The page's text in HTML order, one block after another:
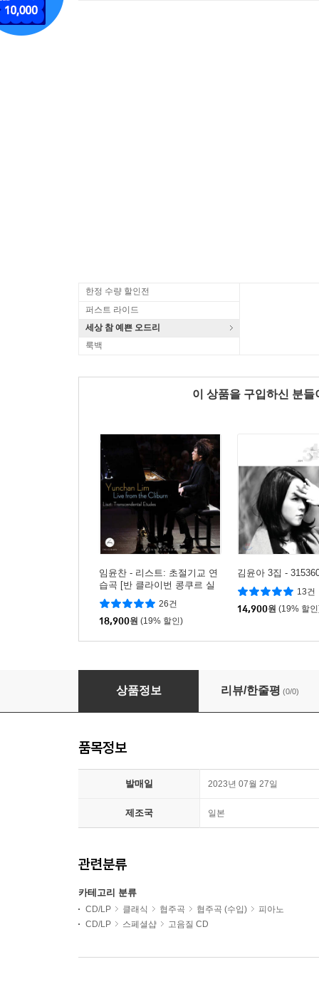
한정 수량 할인전
퍼스트 라이드
세상 참 예쁜 오드리
룩백
이 상품을 구입하신 분
임윤찬 - 리스트: 초절기교 연
습곡 [반 클라이번 콩쿠르 실
황 녹음]
26건
18,900원 (19% 할인)
김윤아 3집 -
13건
14,900원 (19% 할
조성진 - 모차르트: 피아노 협주곡 20번, 피아
상품정보 리뷰/한줄평 (0/0)
품목정보
발매일 2023년 07월 27일
제조국 일본
관련분류
카테고리 분류
CD/LP 클래식 협주곡 협주곡 (수입)
피아노
CD/LP
스페셜샵 고음질 CD